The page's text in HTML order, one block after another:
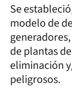
Se
modelo de
de plantas
eliminación
peligrosos.